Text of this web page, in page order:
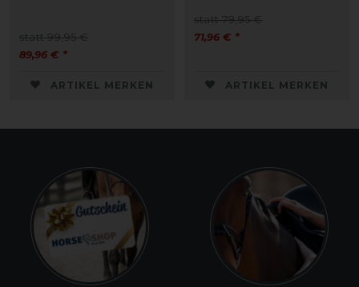
statt 99,95 €
89,96 € *
ARTIKEL MERKEN
statt 79,95 €
71,96 € *
ARTIKEL MERKEN